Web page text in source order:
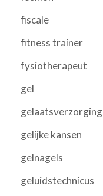
fiscale
fitness trainer
fysiotherapeut
gel
gelaatsverzorging
gelijke kansen
gelnagels
geluidstechnicus